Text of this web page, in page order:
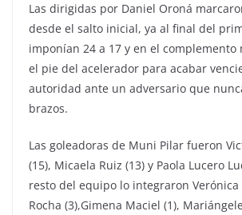
Las dirigidas por Daniel Oroná
desde el salto inicial, ya al final del
imponían 24 a 17 y en el complemento
el pie del acelerador para acabar
autoridad ante un adversario que
brazos.
Las goleadoras de Muni Pilar fueron
(15), Micaela Ruiz (13) y Paola Lucero
resto del equipo lo integraron Verónica
Rocha (3),Gimena Maciel (1),